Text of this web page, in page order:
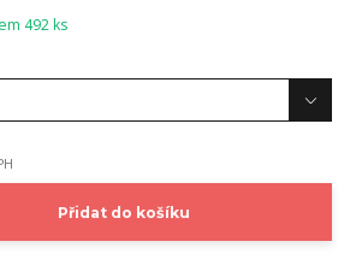
492 ks
Přidat do košíku